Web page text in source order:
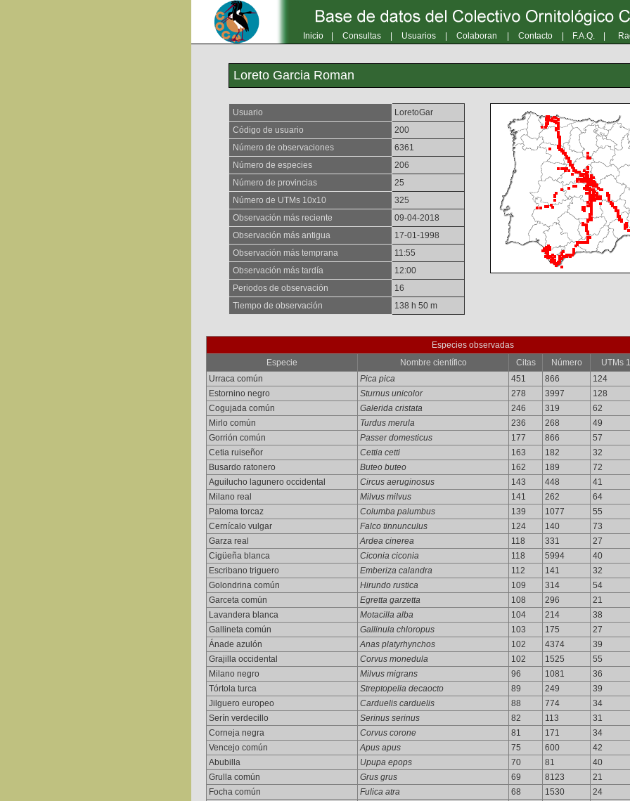
Inicio Consultas Usuarios Colaboran Contacto F.A.Q.
Loreto Garcia Roman
Usuario
LoretoGar
Código de usuario
200
Número de observaciones
6361
Número de especies
206
Número de provincias
25
Número de UTMs 10x10
325
Observación más reciente
09-04-2018
Observación más antigua
17-01-1998
Observación más temprana
11:55
Observación más tardía
12:00
Periodos de observación
16
Tiempo de observación
138 h 50 m
Especies observadas
Especie
Nombre científico Citas Número UTMs
Urraca común
Pica pica 451 866 124
Estornino negro
Sturnus unicolor 278 3997 128
Cogujada común
Galerida cristata 246 319 62
Mirlo común
Turdus merula 236 268 49
Gorrión común
Passer domesticus 177 866 57
Cetia ruiseñor
Cettia cetti 163 182 32
Busardo ratonero
Buteo buteo 162 189 72
Aguilucho lagunero occidental
Circus aeruginosus 143 448 41
Milano real
Milvus milvus 141 262 64
Paloma torcaz
Columba palumbus 139 1077 55
Cernícalo vulgar
Falco tinnunculus 124 140 73
Garza real
Ardea cinerea 118 331 27
Cigüeña blanca
Ciconia ciconia 118 5994 40
Escribano triguero
Emberiza calandra 112 141 32
Golondrina común
Hirundo rustica 109 314 54
Garceta común
Egretta garzetta 108 296 21
Lavandera blanca
Motacilla alba 104 214 38
Gallineta común
Gallinula chloropus 103 175 27
Ánade azulón
Anas platyrhynchos 102 4374 39
Grajilla occidental
Corvus monedula 102 1525 55
Milano negro
Milvus migrans 96 1081 36
Tórtola turca
Streptopelia decaocto 89 249 39
Jilguero europeo
Carduelis carduelis 88 774 34
Serín verdecillo
Serinus serinus 82 113 31
Corneja negra
Corvus corone 81 171 34
Vencejo común
Apus apus 75 600 42
Abubilla
Upupa epops 70 81 40
Grulla común
Grus grus 69 8123 21
Focha común
Fulica atra 68 1530 24